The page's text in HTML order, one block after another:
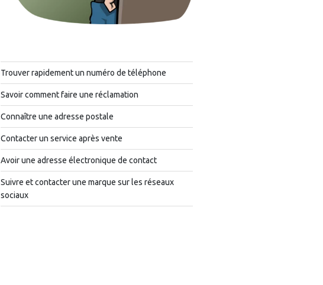
Trouver rapidement un numéro de téléphone
Savoir comment faire une réclamation
Connaître une adresse postale
Contacter un service après vente
Avoir une adresse électronique de contact
Suivre et contacter une marque sur les réseaux
sociaux